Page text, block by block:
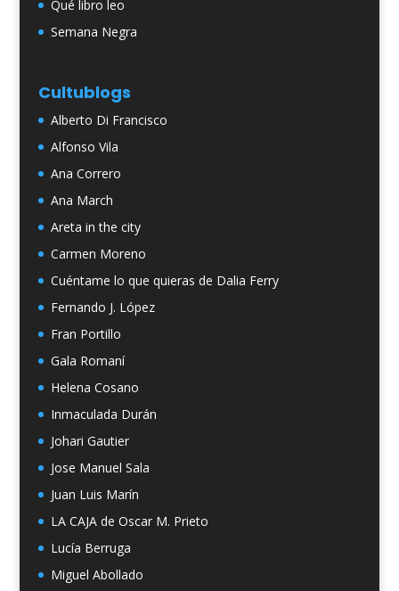
Qué libro leo
Semana Negra
Cultublogs
Alberto Di Francisco
Alfonso Vila
Ana Correro
Ana March
Areta in the city
Carmen Moreno
Cuéntame lo que quieras de Dalia Ferry
Fernando J. López
Fran Portillo
Gala Romaní
Helena Cosano
Inmaculada Durán
Johari Gautier
Jose Manuel Sala
Juan Luis Marín
LA CAJA de Oscar M. Prieto
Lucía Berruga
Miguel Abollado